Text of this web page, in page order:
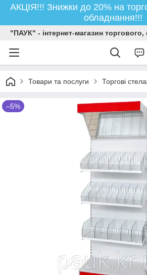
АКЦІЯ!!! Знижки до 20% на
обладнання!!!
"ПАУК" - інтернет-магазин
Товари та послуги Торгові
–5%